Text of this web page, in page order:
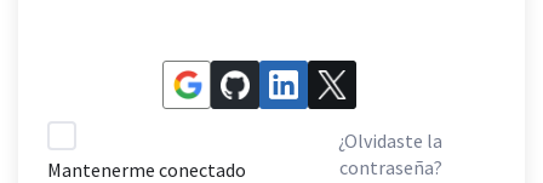
Mantenerme conectado
¿Olvidaste la
contraseña?